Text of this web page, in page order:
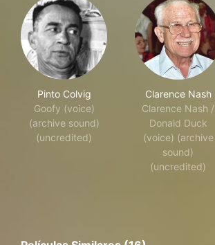
Pinto Colvig
Goofy (voice)
(archive sound)
(uncredited)
Clarence Nash
Clarence Nash /
Donald Duck
(voice) (archive
sound)
(uncredited)